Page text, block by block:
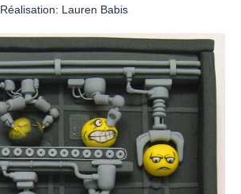
Réalisation: Lauren Babis